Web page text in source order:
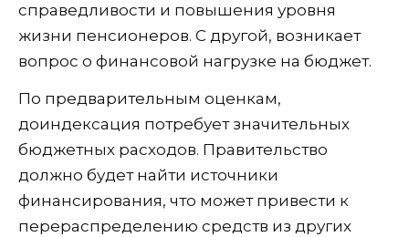
справедливости и повышения уровня
жизни пенсионеров. С другой, возникает
вопрос о финансовой нагрузке на бюджет.
По предварительным оценкам,
доиндексация потребует значительных
бюджетных расходов. Правительство
должно будет найти источники
финансирования, что может привести к
перераспределению средств из других